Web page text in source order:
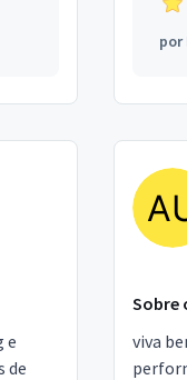
por
e
de
Sobre
viva